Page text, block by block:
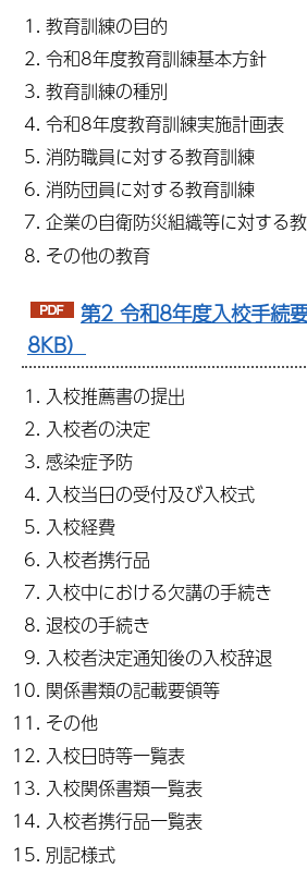
教育訓練の目的
令和8年度教育訓練基本方針
教育訓練の種別
令和8年度教育訓練実施計画表
消防職員に対する教育訓練
消防団員に対する教育訓練
企業の自衛防災組織等に対する
その他の教育
第2 令和8年度入校手続
8KB）
入校推薦書の提出
入校者の決定
感染症予防
入校当日の受付及び入校式
入校経費
入校者携行品
入校中における欠講の手続き
退校の手続き
入校者決定通知後の入校辞退
関係書類の記載要領等
その他
入校日時等一覧表
入校関係書類一覧表
入校者携行品一覧表
別記様式